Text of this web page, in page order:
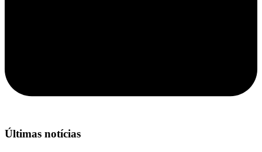
Últimas notícias